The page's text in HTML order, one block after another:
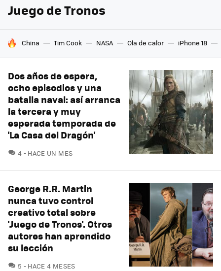
Juego de Tronos
HOY SE HABLA DE
China Tim Cook NASA Ola de calor iPhone 18
Dos años de espera,
ocho episodios y una
batalla naval: así arranca
la tercera y muy
esperada temporada de
'La Casa del Dragón'
4 COMENTARIOS
HACE UN MES
George R.R. Martin
nunca tuvo control
creativo total sobre
'Juego de Tronos'. Otros
autores han aprendido
su lección
5 COMENTARIOS
HACE 4 MESES